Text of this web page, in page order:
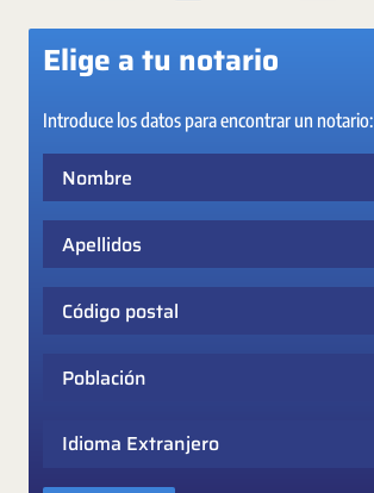
Elige a tu notario
Introduce los datos para encontrar un notario:
Idioma Extranjero